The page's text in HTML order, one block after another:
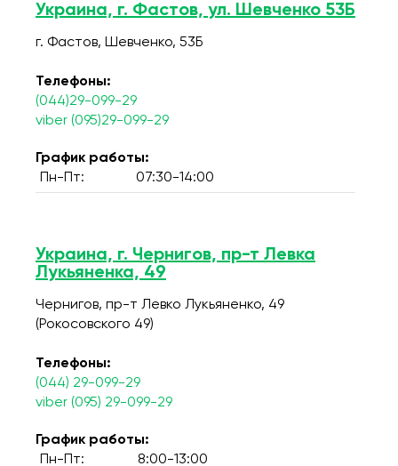
Украина, г. Фастов, ул. Шевченко 53Б
г. Фастов, Шевченко, 53Б
Телефоны:
(044)29-099-29
viber (095)29-099-29
График работы:
Пн-Пт:
07:30-14:00
Украина, г. Чернигов, пр-т Левка
Лукьяненка, 49
Чернигов, пр-т Левко Лукьяненко, 49
(Рокосовского 49)
Телефоны:
(044) 29-099-29
viber (095) 29-099-29
График работы:
Пн-Пт:
8:00-13:00